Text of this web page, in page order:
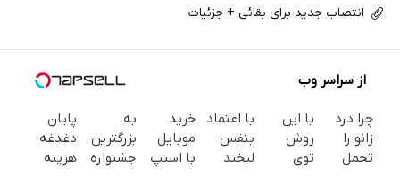
انتصاب جدید برای بقائی + جزئیات
از سراسر وب
چرا درد
زانو را
تحمل
با این
روش
توی
با اعتماد
بنفس
لبخند
خرید
موبایل
با اسنپ
به
بزرگترین
جشنواره
پایان
دغدغه
هزینه